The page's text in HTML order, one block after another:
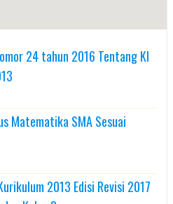
24 tahun 2016 Tentang KI
Matematika SMA Sesuai
2013 Edisi Revisi 2017